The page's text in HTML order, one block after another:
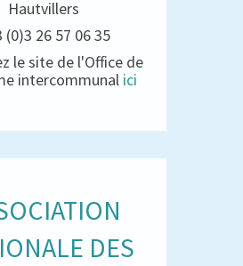
Hautvillers
(0)3 26 57 06 35
le site de l'Office de
intercommunal ici
DES